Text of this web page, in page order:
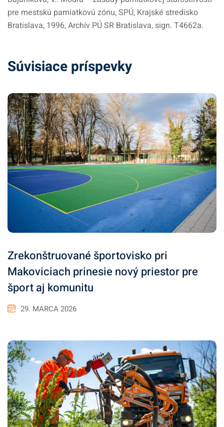
pre mestskú pamiatkovú zónu, SPÚ, Krajské stredisko
Bratislava, 1996, Archív PÚ SR Bratislava, sign. T4662a.
Súvisiace príspevky
Zrekonštruované športovisko pri
Makoviciach prinesie nový priestor pre
šport aj komunitu
29. MARCA 2026